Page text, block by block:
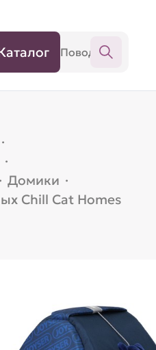
·
·
· Домики ·
Chill Cat Homes